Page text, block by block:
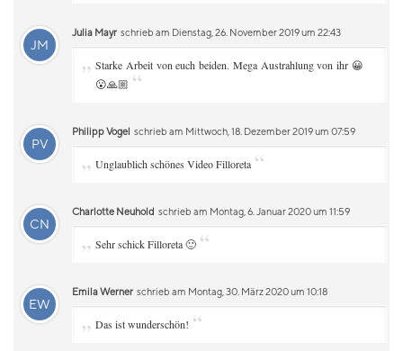
JM
Julia Mayr schrieb am Dienstag, 26. November 2019 um 22:43
„ Starke Arbeit von euch beiden. Mega Austrahlung von ihr 😀
😮🙏🏼 “
PV
Philipp Vogel schrieb am Mittwoch, 18. Dezember 2019 um 07:59
„ Unglaublich schönes Video Filloreta “
CN
Charlotte Neuhold schrieb am Montag, 6. Januar 2020 um 11:59
„ Sehr schick Filloreta 🙂 “
EW
Emila Werner schrieb am Montag, 30. März 2020 um 10:18
„ Das ist wunderschön! “